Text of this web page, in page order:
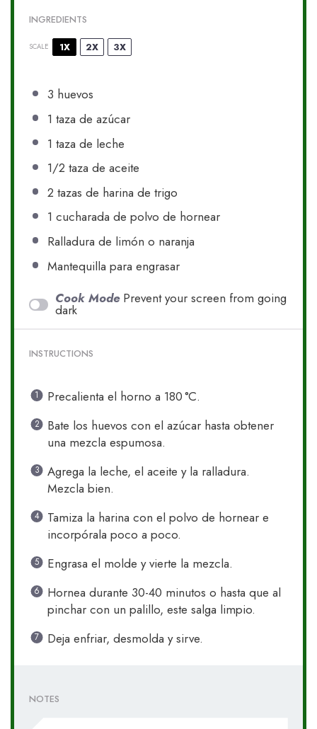
INGREDIENTS
SCALE 1X 2X 3X
3 huevos
1 taza de azúcar
1 taza de leche
1/2 taza de aceite
2 tazas de harina de trigo
1 cucharada de polvo de hornear
Ralladura de limón o naranja
Mantequilla para engrasar
Cook Mode Prevent your screen from going
dark
INSTRUCTIONS
Precalienta el horno a 180 °C.
Bate los huevos con el azúcar hasta obtener
una mezcla espumosa.
Agrega la leche, el aceite y la ralladura.
Mezcla bien.
Tamiza la harina con el polvo de hornear e
incorpórala poco a poco.
Engrasa el molde y vierte la mezcla.
Hornea durante 30-40 minutos o hasta que al
pinchar con un palillo, este salga limpio.
Deja enfriar, desmolda y sirve.
NOTES